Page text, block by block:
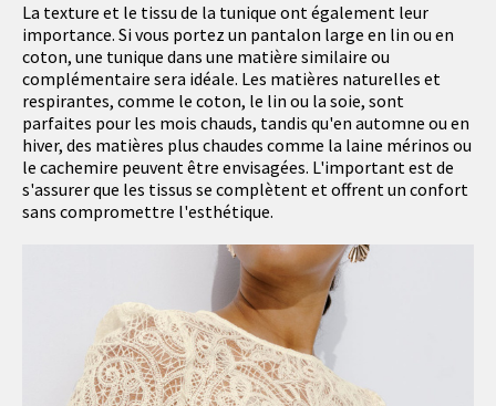
La texture et le tissu de la tunique ont également leur
importance. Si vous portez un pantalon large en lin ou en
coton, une tunique dans une matière similaire ou
complémentaire sera idéale. Les matières naturelles et
respirantes, comme le coton, le lin ou la soie, sont
parfaites pour les mois chauds, tandis qu'en automne ou en
hiver, des matières plus chaudes comme la laine mérinos ou
le cachemire peuvent être envisagées. L'important est de
s'assurer que les tissus se complètent et offrent un confort
sans compromettre l'esthétique.